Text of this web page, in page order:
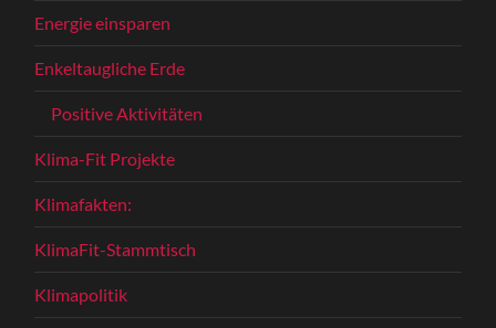
Energie einsparen
Enkeltaugliche Erde
Positive Aktivitäten
Klima-Fit Projekte
Klimafakten:
KlimaFit-Stammtisch
Klimapolitik